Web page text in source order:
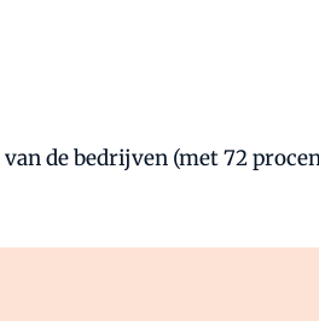
de bedrijven (met 72